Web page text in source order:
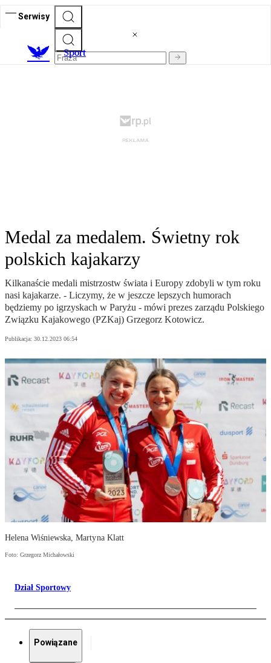
Serwisy
Sport
Medal za medalem. Świetny rok
polskich kajakarzy
Kilkanaście medali mistrzostw świata i Europy zdobyli w tym roku
nasi kajakarze. - Liczymy, że w jeszcze lepszych humorach
będziemy po igrzyskach w Paryżu - mówi prezes zarządu Polskiego
Związku Kajakowego (PZKaj) Grzegorz Kotowicz.
Publikacja: 30.12.2023 06:54
Helena Wiśniewska, Martyna Klatt
Foto: Grzegorz Michałowski
Dział Sportowy
Powiązane